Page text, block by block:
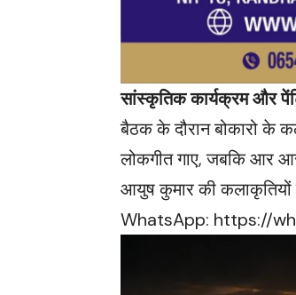
सांस्कृतिक कार्यक्रम और
बैठक के दौरान बोकारो के
लोकगीत गाए, जबकि आर आर
आयुष कुमार की
WhatsApp: https://